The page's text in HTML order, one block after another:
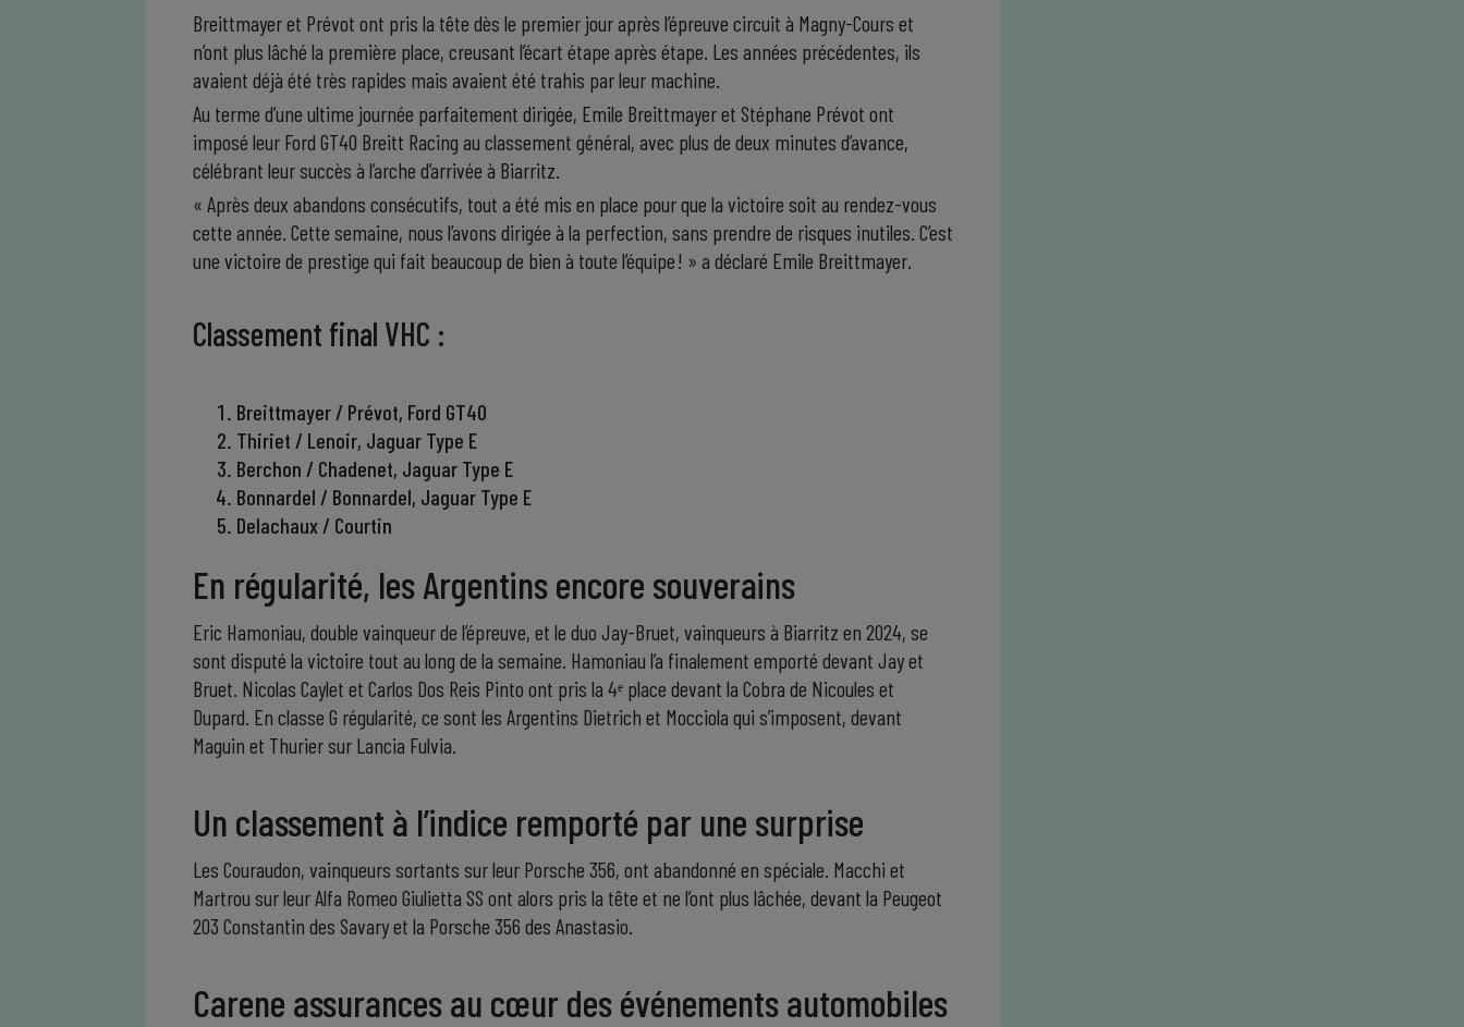
Breittmayer et Prévot ont pris la tête dès le premier jour après l’épreuve circuit à Magny-Cours et
n’ont plus lâché la première place, creusant l’écart étape après étape. Les années précédentes, ils
avaient déjà été très rapides mais avaient été trahis par leur machine.
Au terme d’une ultime journée parfaitement dirigée, Emile Breittmayer et Stéphane Prévot ont
imposé leur Ford GT40 Breitt Racing au classement général, avec plus de deux minutes d’avance,
célébrant leur succès à l’arche d’arrivée à Biarritz.
« Après deux abandons consécutifs, tout a été mis en place pour que la victoire soit au rendez-vous
cette année. Cette semaine, nous l’avons dirigée à la perfection, sans prendre de risques inutiles. C’est
une victoire de prestige qui fait beaucoup de bien à toute l’équipe ! » a déclaré Emile Breittmayer.
Classement final VHC :
Breittmayer / Prévot, Ford GT40
Thiriet / Lenoir, Jaguar Type E
Berchon / Chadenet, Jaguar Type E
Bonnardel / Bonnardel, Jaguar Type E
Delachaux / Courtin
En régularité, les Argentins encore souverains
Eric Hamoniau, double vainqueur de l’épreuve, et le duo Jay-Bruet, vainqueurs à Biarritz en 2024, se
sont disputé la victoire tout au long de la semaine. Hamoniau l’a finalement emporté devant Jay et
Bruet. Nicolas Caylet et Carlos Dos Reis Pinto ont pris la 4ᵉ place devant la Cobra de Nicoules et
Dupard. En classe G régularité, ce sont les Argentins Dietrich et Mocciola qui s’imposent, devant
Maguin et Thurier sur Lancia Fulvia.
Un classement à l’indice remporté par une surprise
Les Couraudon, vainqueurs sortants sur leur Porsche 356, ont abandonné en spéciale. Macchi et
Martrou sur leur Alfa Romeo Giulietta SS ont alors pris la tête et ne l’ont plus lâchée, devant la Peugeot
203 Constantin des Savary et la Porsche 356 des Anastasio.
Carene assurances au cœur des événements automobiles